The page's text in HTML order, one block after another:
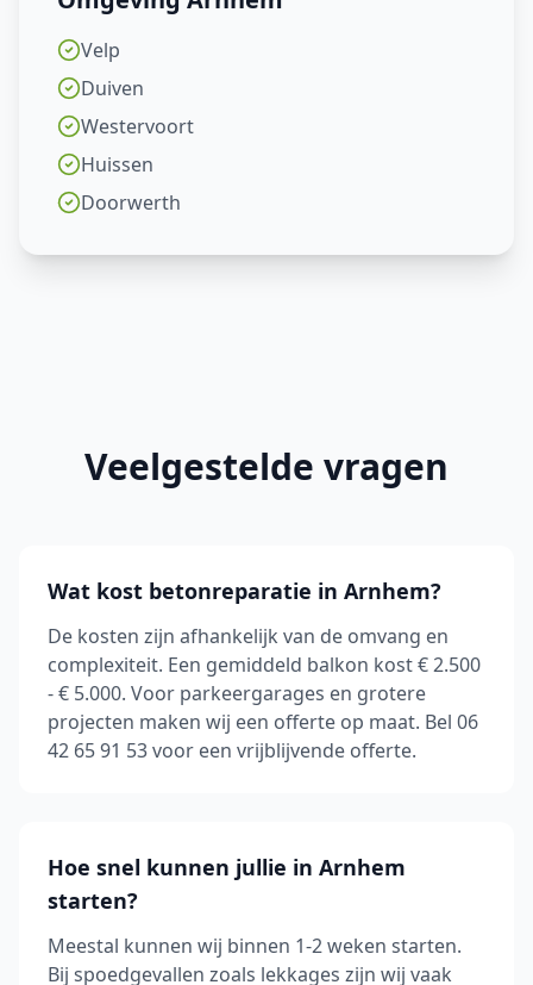
Velp
Duiven
Westervoort
Huissen
Doorwerth
Veelgestelde vragen
Wat kost betonreparatie in Arnhem?
De kosten zijn afhankelijk van de omvang en
complexiteit. Een gemiddeld balkon kost € 2.500
- € 5.000. Voor parkeergarages en grotere
projecten maken wij een offerte op maat. Bel 06
42 65 91 53 voor een vrijblijvende offerte.
Hoe snel kunnen jullie in Arnhem
starten?
Meestal kunnen wij binnen 1-2 weken starten.
Bij spoedgevallen zoals lekkages zijn wij vaak